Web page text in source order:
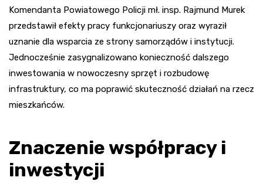
Komendanta Powiatowego Policji mł. insp. Rajmund Murek
przedstawił efekty pracy funkcjonariuszy oraz wyraził
uznanie dla wsparcia ze strony samorządów i instytucji.
Jednocześnie zasygnalizowano konieczność dalszego
inwestowania w nowoczesny sprzęt i rozbudowę
infrastruktury, co ma poprawić skuteczność działań na rzecz
mieszkańców.
Znaczenie współpracy i
inwestycji